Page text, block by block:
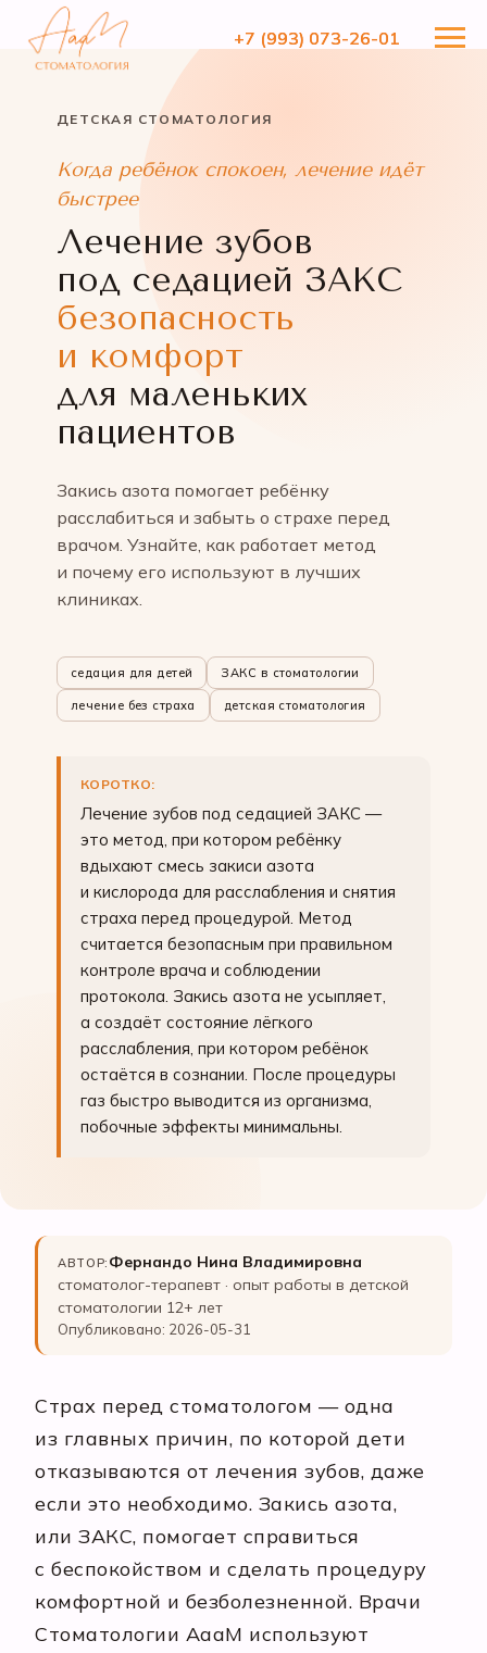
+7 (993) 073-26-01
+7 (993) 073-26-01
ДЕТСКАЯ СТОМАТОЛОГИЯ
Когда ребёнок спокоен, лечение идёт
быстрее
Лечение зубов
под седацией ЗАКС
безопасность
и комфорт
для маленьких
пациентов
Закись азота помогает ребёнку
расслабиться и забыть о страхе перед
врачом. Узнайте, как работает метод
и почему его используют в лучших
клиниках.
седация для детей ЗАКС в стоматологии
лечение без страха детская стоматология
КОРОТКО:
Лечение зубов под седацией ЗАКС —
это метод, при котором ребёнку
вдыхают смесь закиси азота
и кислорода для расслабления и снятия
страха перед процедурой. Метод
считается безопасным при правильном
контроле врача и соблюдении
протокола. Закись азота не усыпляет,
а создаёт состояние лёгкого
расслабления, при котором ребёнок
остаётся в сознании. После процедуры
газ быстро выводится из организма,
побочные эффекты минимальны.
АВТОР: Фернандо Нина Владимировна
стоматолог-терапевт · опыт работы в детской
стоматологии 12+ лет
Опубликовано: 2026-05-31
Страх перед стоматологом — одна
из главных причин, по которой дети
отказываются от лечения зубов, даже
если это необходимо. Закись азота,
или ЗАКС, помогает справиться
с беспокойством и сделать процедуру
комфортной и безболезненной. Врачи
Стоматологии АааМ используют